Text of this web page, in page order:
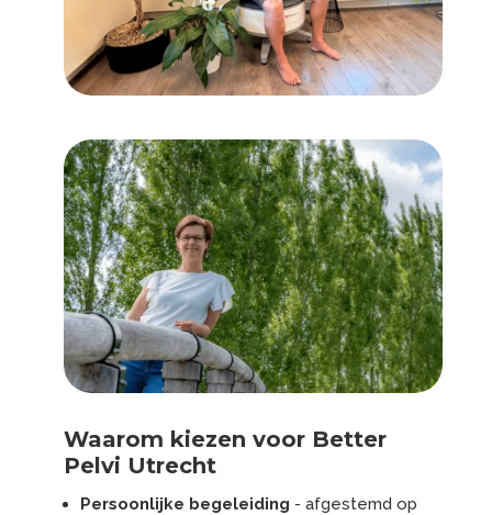
Waarom kiezen voor Better
Pelvi Utrecht
Persoonlijke begeleiding - afgestemd op